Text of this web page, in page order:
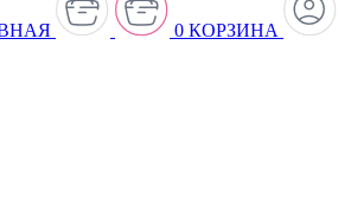
0 КОРЗИНА